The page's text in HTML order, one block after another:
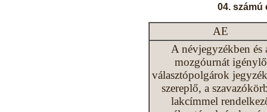
04. számú
AE
A névjegyzékben és
mozgóurnát igénylő
választópolgárok
szereplő, a
lakcímmel